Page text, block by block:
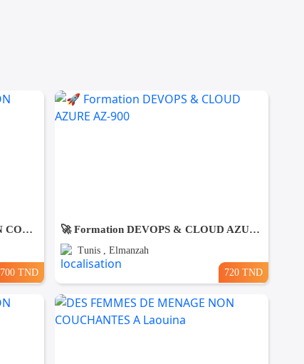
DES FEMMES DE MENAGE NON COUCHANTES A Gmmarth
700 TND
🚀 Formation DEVOPS & CLOUD AZURE AZ-900
Tunis , Elmanzah
720 TND